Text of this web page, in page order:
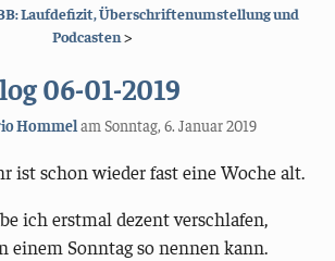
Laufdefizit, Überschriftenumstellung und
Podcasten>
06-01-2019
HommelamSonntag, 6. Januar 2019
ist schon wieder fast eine Woche alt.
ich erstmal dezent verschlafen,
einem Sonntag so nennen kann.